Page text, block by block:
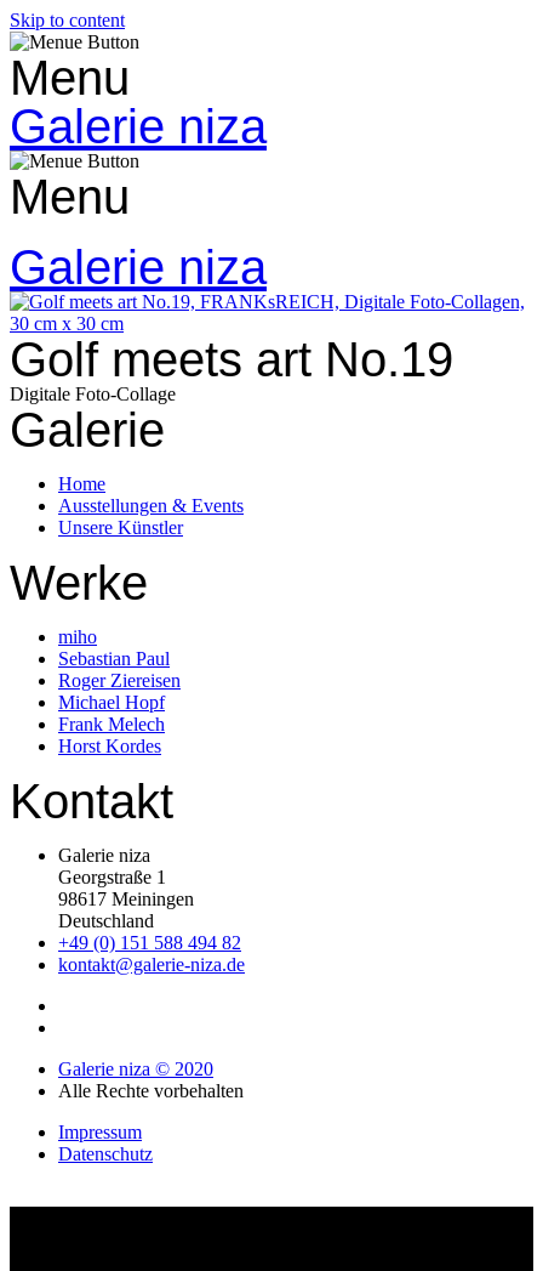
Skip to content
Menu
Galerie niza
Menu
Galerie niza
Golf meets art No.19
Digitale Foto-Collage
Galerie
Home
Ausstellungen & Events
Unsere Künstler
Werke
miho
Sebastian Paul
Roger Ziereisen
Michael Hopf
Frank Melech
Horst Kordes
Kontakt
Galerie niza
Georgstraße 1
98617 Meiningen
Deutschland
+49 (0) 151 588 494 82
kontakt@galerie-niza.de
Galerie niza © 2020
Alle Rechte vorbehalten
Impressum
Datenschutz